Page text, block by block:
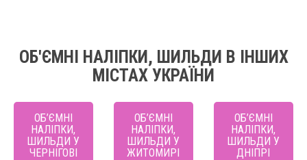
ОБ'ЄМНІ НАЛІПКИ, ШИЛЬДИ В ІНШИХ
МІСТАХ УКРАЇНИ
ОБ’ЄМНІ
НАЛІПКИ,
ШИЛЬДИ У
ЧЕРНІГОВІ
ОБ’ЄМНІ
НАЛІПКИ,
ШИЛЬДИ У
ЖИТОМИРІ
ОБ’ЄМНІ
НАЛІПКИ,
ШИЛЬДИ У
ДНІПРІ